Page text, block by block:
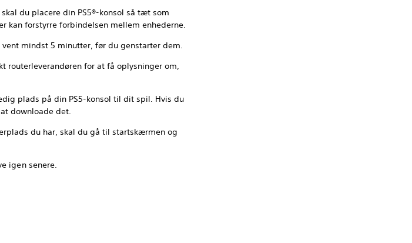
du placere din PS5®-konsol så tæt som
kan forstyrre forbindelsen mellem enhederne.
mindst 5 minutter, før du genstarter dem.
routerleverandøren for at få oplysninger om,
plads på din PS5-konsol til dit spil. Hvis du
downloade det.
du har, skal du gå til startskærmen og
igen senere.